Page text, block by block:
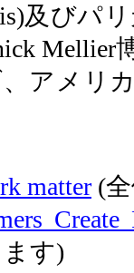
及びパ
アメリ
matter (
す)